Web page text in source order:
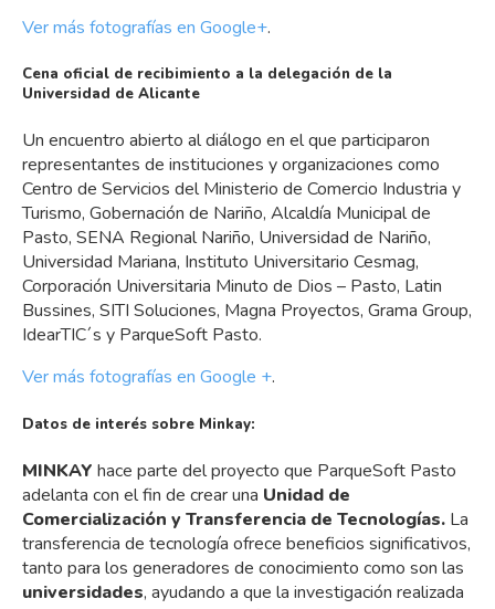
Ver más fotografías en Google+.
Cena oficial de recibimiento a la delegación de la
Universidad de Alicante
Un encuentro abierto al diálogo en el que participaron
representantes de instituciones y organizaciones como
Centro de Servicios del Ministerio de Comercio Industria y
Turismo, Gobernación de Nariño, Alcaldía Municipal de
Pasto, SENA Regional Nariño, Universidad de Nariño,
Universidad Mariana, Instituto Universitario Cesmag,
Corporación Universitaria Minuto de Dios – Pasto, Latin
Bussines, SITI Soluciones, Magna Proyectos, Grama Group,
IdearTIC´s y ParqueSoft Pasto.
Ver más fotografías en Google +.
Datos de interés sobre Minkay:
MINKAY hace parte del proyecto que ParqueSoft Pasto
adelanta con el fin de crear una Unidad de
Comercialización y Transferencia de Tecnologías. La
transferencia de tecnología ofrece beneficios significativos,
tanto para los generadores de conocimiento como son las
universidades, ayudando a que la investigación realizada